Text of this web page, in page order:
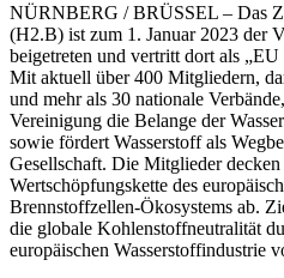
NÜRNBERG / BRÜSSEL – Das
(H2.B) ist zum 1. Januar 2023 der
beigetreten und vertritt dort als
Mit aktuell über 400 Mitgliedern,
und mehr als 30 nationale
Vereinigung die Belange der
sowie fördert Wasserstoff als
Gesellschaft. Die Mitglieder decken
Wertschöpfungskette des
Brennstoffzellen-Ökosystems ab.
die globale Kohlenstoffneutralität
europäischen Wasserstoffindustrie